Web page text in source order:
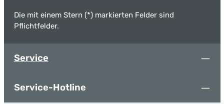
Die mit einem Stern (*) markierten Felder sind
Pflichtfelder.
Service
Service-Hotline